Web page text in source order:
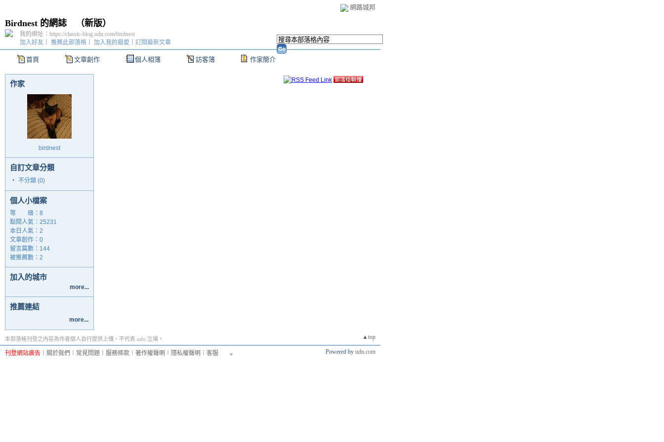
網路城邦
Birdnest 的網誌 （新版）
首頁 文章創作 個人相簿 訪客簿 作家簡介
加入好友 推薦此部落格 加入我的最愛 訂閱最新文章
我的網址：https://classic-blog.udn.com/birdnest
作家
birdnest
自訂文章分類
‧ 不分類 (0)
個人小檔案
等 級：8
點閱人氣：25231
本日人氣：2
文章創作：0
留言篇數：144
被推薦數： 2
加入的城市
more...
推薦連結
more...
▲top
本部落格刊登之內容為作者個人自行提供上傳，不代表 udn 立場。
刊登網站廣告 關於我們 常見問題 服務條款 著作權聲明 隱私權聲明 客服 Powered by udn.com